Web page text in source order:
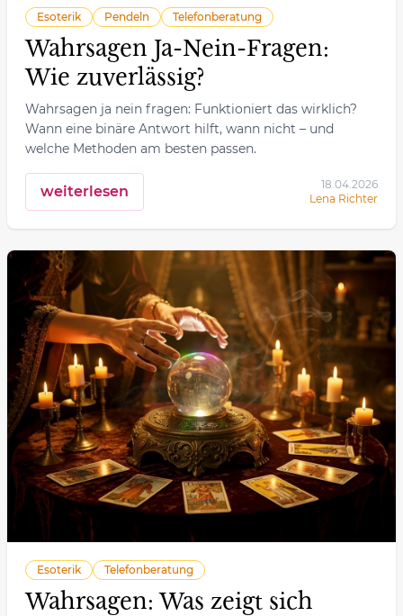
Esoterik Pendeln Telefonberatung
Wahrsagen Ja-Nein-Fragen:
Wie zuverlässig?
Wahrsagen ja nein fragen: Funktioniert das wirklich?
Wann eine binäre Antwort hilft, wann nicht – und
welche Methoden am besten passen.
weiterlesen
18.04.2026
Lena Richter
Esoterik Telefonberatung
Wahrsagen: Was zeigt sich